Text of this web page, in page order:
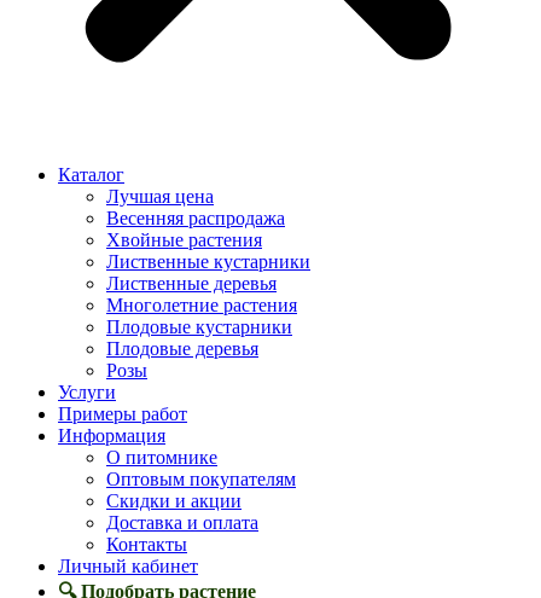
Каталог
Лучшая цена
Весенняя распродажа
Хвойные растения
Лиственные кустарники
Лиственные деревья
Многолетние растения
Плодовые кустарники
Плодовые деревья
Розы
Услуги
Примеры работ
Информация
О питомнике
Оптовым покупателям
Скидки и акции
Доставка и оплата
Контакты
Личный кабинет
🔍 Подобрать растение